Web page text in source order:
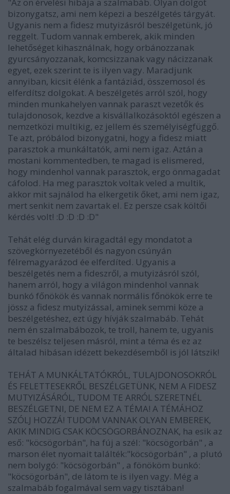
bizonygatsz, ami nem képezi a beszélgetés tárgyát.
Ugyanis nem a fidesz mutyizásról beszélgetünk, jó
reggelt. Tudom vannak emberek, akik minden
lehetőséget kihasználnak, hogy orbánozzanak
gyurcsányozzanak, komcsizzanak vagy nácizzanak
egyet, ezek szerint te is ilyen vagy. Maradjunk
annyiban, kicsit élénk a fantáziád, összemosol és
elferdítsz dolgokat. A beszélgetés arról szól, hogy
minden munkahelyen vannak paraszt vezetők és
tulajdonosok, kezdve a kisvállalkozásoktól egészen a
nemzetközi multikig, ez jellem és személyiségfüggő.
Te azt, próbálod bizonygatni, hogy a fidesz miatt
parasztok a munkáltatók, ami nem igaz. Aztán a
mostani kommentedben, te magad is elismered,
hogy mindenhol vannak parasztok, ergo önmagadat
cáfolod. Ha meg parasztok voltak veled a multik,
akkor mit sajnálod ha elkergetik őket, ami nem igaz,
mert senkit nem zavartak el. Ez persze csak költői
kérdés volt! :D :D :D :D"
Tehát elég durván kiragadtál egy mondatot a
szövegkörnyezetéből és nagyon csúnyán
félremagyarázod ée elferdíted. Ugyanis a
beszélgetés nem a fideszről, a mutyizásról szól,
hanem arról, hogy a világon mindenhol vannak
bunkó főnökök és vannak normális főnökök erre te
jössz a fidesz mutyizással, aminek semmi köze a
beszélgetéshez, ezt úgy hívják szalmabáb. Tehát
nem én szalmabábozok, te troll, hanem te, ugyanis
te beszélsz teljesen másról, mint a téma és ez az
általad hibásan idézett bekezdésemből is jól látszik!
TEHÁT A MUNKÁLTATÓKRÓL, TULAJDONOSOKRÓL
ÉS FELETTESEKRŐL BESZÉLGETÜNK, NEM A FIDESZ
MUTYIZÁSÁRÓL, TUDOM TE ARRÓL SZERETNÉL
BESZÉLGETNI, DE NEM EZ A TÉMA! A TÉMÁHOZ
SZÓLJ HOZZÁ! TUDOM VANNAK OLYAN EMBEREK,
AKIK MINDIG CSAK KÖCSÖGORBÁNOZNAK, ha esik az
eső: "köcsögorbán", ha fúj a szél: "köcsögorbán" , a
marson élet nyomait találték:"köcsögorbán" , a plutó
nem bolygó: "köcsögorbán" , a fönököm bunkó:
"köcsögorbán", de látom te is ilyen vagy. Még a
szalmabáb fogalmával sem vagy tisztában!